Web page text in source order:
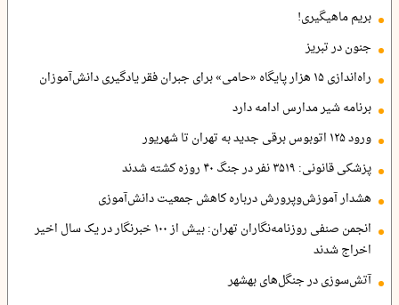
بریم ماهیگیری!
جنون در تبریز
راه‌اندازی ۱۵ هزار پایگاه «حامی» برای جبران فقر یادگیری دانش‌آموزان
برنامه شیر مدارس ادامه دارد
ورود ۱۲۵ اتوبوس برقی جدید به تهران تا شهریور
پزشکی قانونی: ۳۵۱۹ نفر در جنگ ۴۰ روزه کشته شدند
هشدار آموزش‌وپرورش درباره کاهش جمعیت دانش‌آموزی
انجمن صنفی روزنامه‌نگاران تهران: بیش از ۱۰۰ خبرنگار در یک سال اخیر
اخراج شدند
آتش‌سوزی در جنگل‌های بهشهر